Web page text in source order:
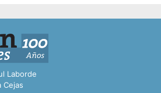
Laborde
Cejas